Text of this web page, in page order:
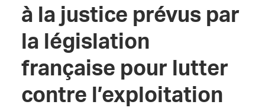
à la justice prévus par
la législation
française pour lutter
contre l’exploitation